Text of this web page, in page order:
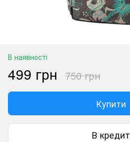
В наявності
499 грн 750 грн
Купити
В кредит